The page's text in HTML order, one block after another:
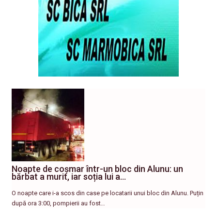
Noapte de coșmar într-un bloc din Alunu: un
bărbat a murit, iar soția lui a…
O noapte care i-a scos din case pe locatarii unui bloc din Alunu. Puțin
după ora 3:00, pompierii au fost…